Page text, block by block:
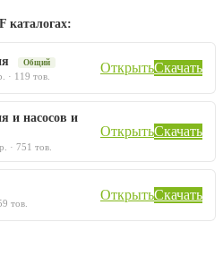
каталогах:
Общий
· 119 тов.
ОткрытьСкачать
и насосов и
· 751 тов.
ОткрытьСкачать
тов.
ОткрытьСкачать